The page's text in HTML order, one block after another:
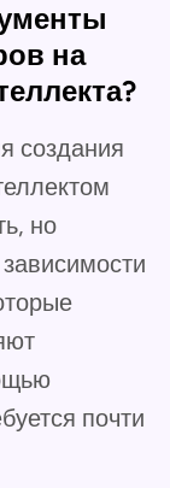
на
создания
но
почти